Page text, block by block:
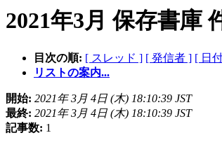
2021年3月 保存書庫
目次の順: [ スレッド ] [ 発信者 ] [ 日
リストの案内...
開始: 2021年 3月 4日 (木) 18:10:39 JST
最終: 2021年 3月 4日 (木) 18:10:39 JST
記事数: 1